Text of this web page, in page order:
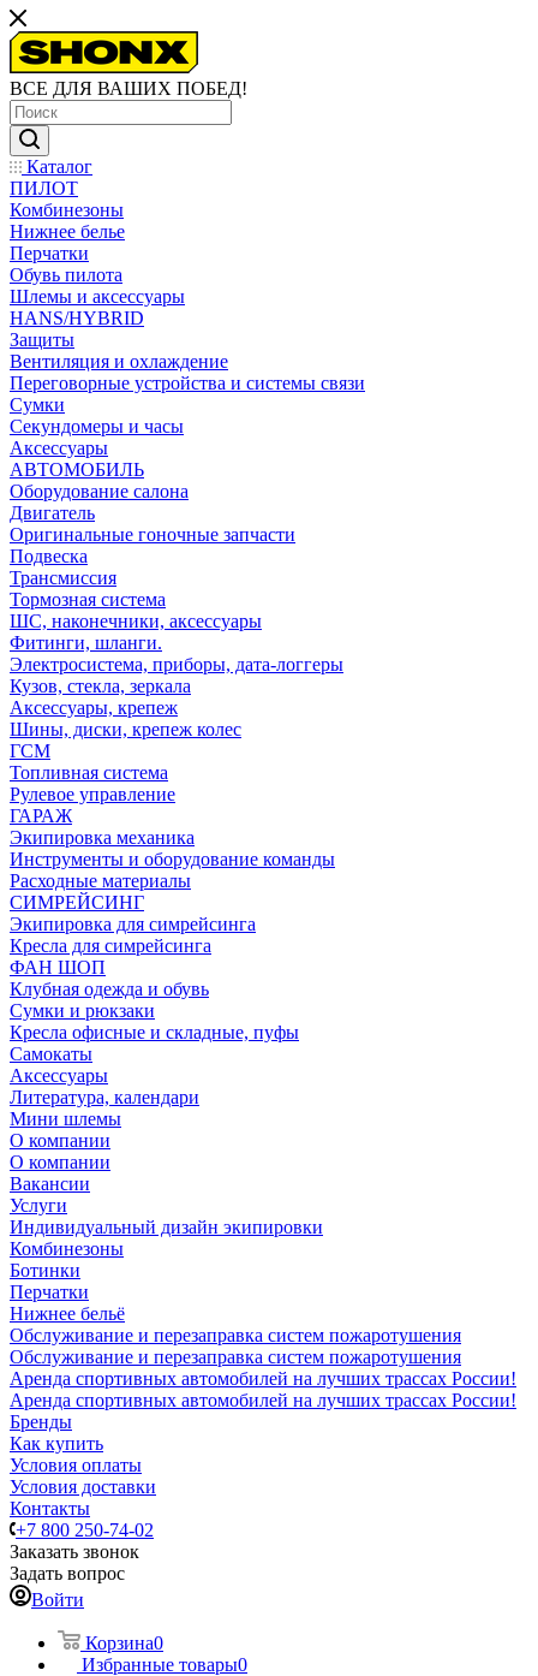
ВСЕ ДЛЯ ВАШИХ ПОБЕД!
Каталог
ПИЛОТ
Комбинезоны
Нижнее белье
Перчатки
Обувь пилота
Шлемы и аксессуары
HANS/HYBRID
Защиты
Вентиляция и охлаждение
Переговорные устройства и системы связи
Сумки
Секундомеры и часы
Аксессуары
АВТОМОБИЛЬ
Оборудование салона
Двигатель
Оригинальные гоночные запчасти
Подвеска
Трансмиссия
Тормозная система
ШС, наконечники, аксессуары
Фитинги, шланги.
Электросистема, приборы, дата-логгеры
Кузов, стекла, зеркала
Аксессуары, крепеж
Шины, диски, крепеж колес
ГСМ
Топливная система
Рулевое управление
ГАРАЖ
Экипировка механика
Инструменты и оборудование команды
Расходные материалы
СИМРЕЙСИНГ
Экипировка для симрейсинга
Кресла для симрейсинга
ФАН ШОП
Клубная одежда и обувь
Сумки и рюкзаки
Кресла офисные и складные, пуфы
Самокаты
Аксессуары
Литература, календари
Мини шлемы
О компании
О компании
Вакансии
Услуги
Индивидуальный дизайн экипировки
Комбинезоны
Ботинки
Перчатки
Нижнее бельё
Обслуживание и перезаправка систем пожаротушения
Обслуживание и перезаправка систем пожаротушения
Аренда спортивных автомобилей на лучших трассах России!
Аренда спортивных автомобилей на лучших трассах России!
Бренды
Как купить
Условия оплаты
Условия доставки
Контакты
+7 800 250-74-02
Заказать звонок
Задать вопрос
Войти
Корзина0
Избранные товары0